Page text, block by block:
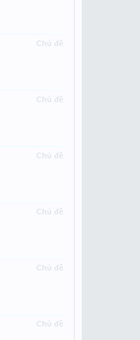
Chủ đề
Chủ đề
Chủ đề
Chủ đề
Chủ đề
Chủ đề